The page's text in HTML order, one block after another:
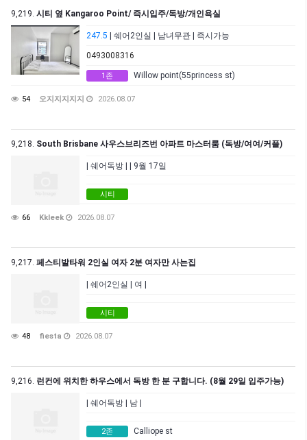
9,219. 시티 옆 Kangaroo Point/ 즉시입주/독방/개인욕실
247.5 | 쉐어2인실 | 남녀무관 | 즉시가능
0493008316
1존 Willow point(55princess st)
54 오지지지지지 2026.08.07
9,218. South Brisbane 사우스브리즈번 아파트 마스터룸 (독방/여여/커플)
| 쉐어독방 | | 9월 17일
시티
66 Kkleek 2026.08.07
9,217. 페스티발타워 2인실 여자 2분 여자만 사는집
| 쉐어2인실 | 여 |
시티
48 fiesta 2026.08.07
9,216. 런컨에 위치한 하우스에서 독방 한 분 구합니다. (8월 29일 입주가능)
| 쉐어독방 | 남 |
2존 Calliope st